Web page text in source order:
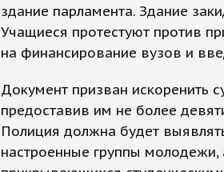
здание парламента. Здание
Учащиеся протестуют против
на финансирование вузов и
Документ призван искоренить
предоставив им не более
Полиция должна будет
настроенные группы